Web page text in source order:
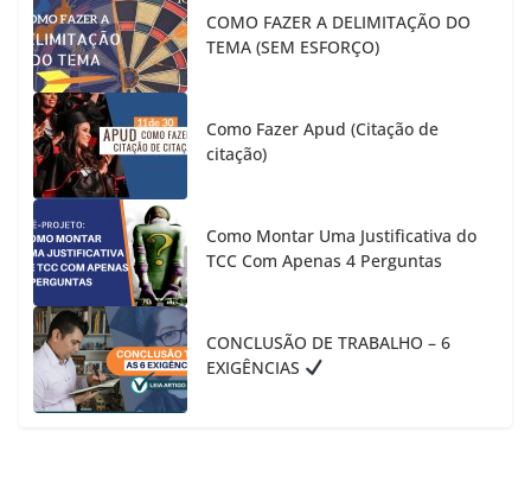
COMO FAZER A DELIMITAÇÃO DO
TEMA (SEM ESFORÇO)
Como Fazer Apud (Citação de
citação)
Como Montar Uma Justificativa do
TCC Com Apenas 4 Perguntas
CONCLUSÃO DE TRABALHO – 6
EXIGÊNCIAS